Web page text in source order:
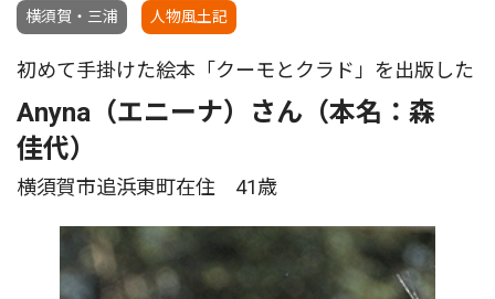
横須賀・三浦 人物風土記
初めて手掛けた絵本「クーモとクラド」を出版した
Anyna（エニーナ）さん（本名：森
佳代）
横須賀市追浜東町在住 41歳